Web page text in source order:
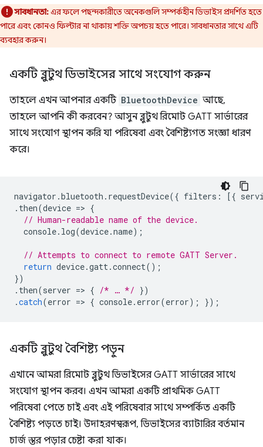
সাবধানতা:এর ফলে পছন্দকারীতে অনেকগুলি সম্পর্কহীন ডিভাইস প্রদর্শিত হতে
পারে এবং কোনও ফিল্টার না থাকায় শক্তি অপচয় হতে পারে। সাবধানতার সাথে এটি
ব্যবহার করুন।
একটি ব্লুটুথ ডিভাইসের সাথে সংযোগ করুন
তাহলে এখন আপনার একটি BluetoothDevice আছে,
তাহলে আপনি কী করবেন? আসুন ব্লুটুথ রিমোট GATT সার্ভারের
সাথে সংযোগ স্থাপন করি যা পরিষেবা এবং বৈশিষ্ট্যগত সংজ্ঞা ধারণ
করে।
navigator .bluetooth . requestDevice({ filters : [{
. then(device => {
// Human-readable name of the device.
console. log(device.name);
// Attempts to connect to remote GATT Server.
return device.gatt.connect();
})
. then(server => { /* … */ })
.catch(error => { console. error(error); });
একটি ব্লুটুথ বৈশিষ্ট্য পড়ুন
এখানে আমরা রিমোট ব্লুটুথ ডিভাইসের GATT সার্ভারের সাথে
সংযোগ স্থাপন করব। এখন আমরা একটি প্রাথমিক GATT
পরিষেবা পেতে চাই এবং এই পরিষেবার সাথে সম্পর্কিত একটি
বৈশিষ্ট্য পড়তে চাই। উদাহরণস্বরূপ, ডিভাইসের ব্যাটারির বর্তমান
চার্জ স্তর পড়ার চেষ্টা করা যাক।